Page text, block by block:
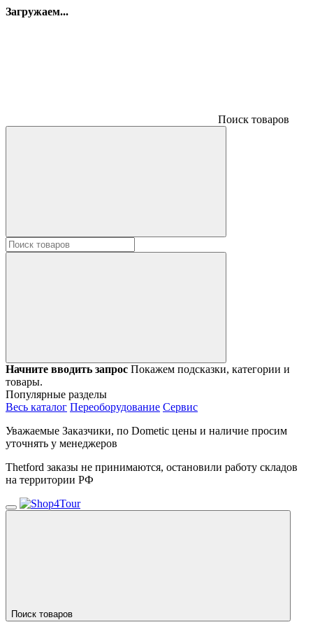
Загружаем...
Поиск товаров
Начните вводить запрос Покажем подсказки, категории и
товары.
Популярные разделы
Весь каталог Переоборудование Сервис
Уважаемые Заказчики, по Dometic цены и наличие просим
уточнять у менеджеров
Thetford заказы не принимаются, остановили работу складов
на территории РФ
Поиск товаров